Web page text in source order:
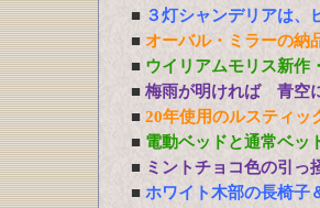
■ ３灯シャンデリアは、
■ オーバル・ミラーの納
■ ウイリアムモリス新作
■ 梅雨が明ければ 青空
■ 20年使用のルスティッ
■ 電動ベッドと通常ベッ
■ ミントチョコ色の引っ
■ ホワイト木部の長椅